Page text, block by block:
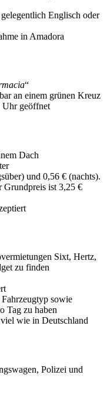
Englisch oder
in Amadora
“
an einem grünen Kreuz
geöffnet
Dach
und 0,56 € (nachts).
Grundpreis ist 3,25 €
Sixt, Hertz,
zu finden
sowie
Tag zu haben
wie in Deutschland
Polizei und